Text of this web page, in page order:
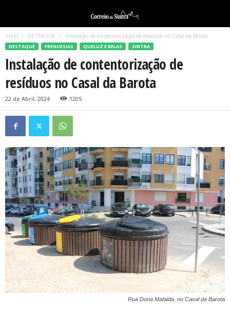
Início DESTAQUE Instalação de contentorização de resíduos no Casal da Barota
DESTAQUE FREGUESIAS QUELUZ E BELAS SINTRA
Instalação de contentorização de
resíduos no Casal da Barota
22 de Abril, 2024 1205
Rua Dona Mafalda, no Casal da Barota